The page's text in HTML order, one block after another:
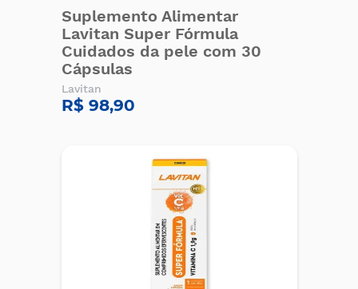
Suplemento Alimentar
Lavitan Super Fórmula
Cuidados da pele com 30
Cápsulas
Lavitan
R$ 98,90